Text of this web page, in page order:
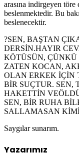
arasına indirgeyen
beslenmektedir. Bu
beslenecektir.
?SEN, BAŞTAN
DERSİN.HAYIR
KÖTÜSÜN,
ZATEN KOCAN,
OLAN ERKEK İÇİN
BİR SUÇTUR. SEN,
HAKETTİN
SEN, BİR RUHA
SALLAMASAN
Saygılar sunarım.
Yazarımız